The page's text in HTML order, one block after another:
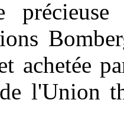
achetée
l'Union